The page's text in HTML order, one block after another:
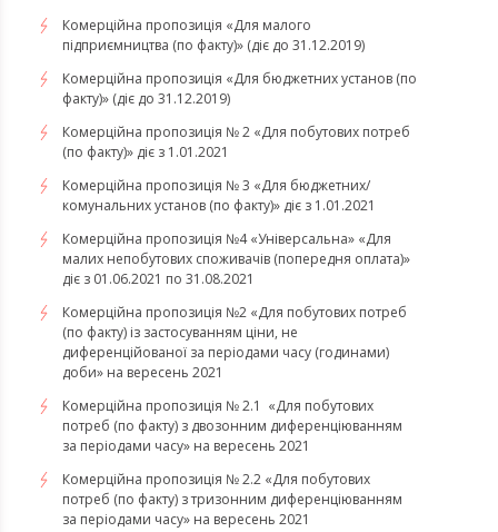
Комерційна пропозиція «Для малого
підприємництва (по факту)» (діє до 31.12.2019)
Комерційна пропозиція «Для бюджетних установ (по
факту)» (діє до 31.12.2019)
Комерційна пропозиція № 2 «Для побутових потреб
(по факту)» діє з 1.01.2021
Комерційна пропозиція № 3 «Для бюджетних/
комунальних установ (по факту)» діє з 1.01.2021
Комерційна пропозиція №4 «Універсальна» «Для
малих непобутових споживачів (попередня оплата)»
діє з 01.06.2021 по 31.08.2021
Комерційна пропозиція №2 «Для побутових потреб
(по факту) із застосуванням ціни, не
диференційованої за періодами часу (годинами)
доби» на вересень 2021
Комерційна пропозиція № 2.1 «Для побутових
потреб (по факту) з двозонним диференціюванням
за періодами часу» на вересень 2021
Комерційна пропозиція № 2.2 «Для побутових
потреб (по факту) з тризонним диференціюванням
за періодами часу» на вересень 2021